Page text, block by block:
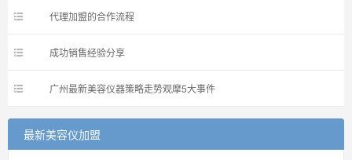
代理加盟的合作流程
成功销售经验分享
广州最新美容仪器策略走势观摩5大事件
最新美容仪加盟